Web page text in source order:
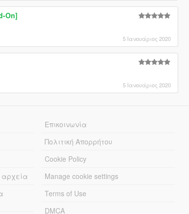
On]
5 Ιανουάριος 2020
5 Ιανουάριος 2020
Επικοινωνία
Πολιτική Απορρήτου
Cookie Policy
Manage cookie settings
Terms of Use
DMCA